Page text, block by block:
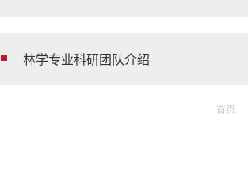
林学专业科研团队介绍
首页